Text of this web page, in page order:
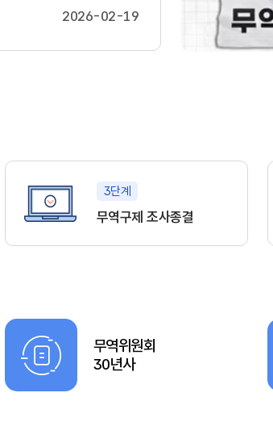
2026-02-19
3단계
무역구제 조사종결
무역위원회
30년사